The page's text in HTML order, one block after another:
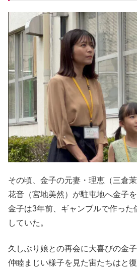
その頃、金子の元妻・理恵（三倉
花音（宮地美然）が駐屯地へ金子を
金子は3年前、ギャンブルで作った
していた。
久しぶり娘との再会に大喜びの金
仲睦まじい様子を見た宙たちはと